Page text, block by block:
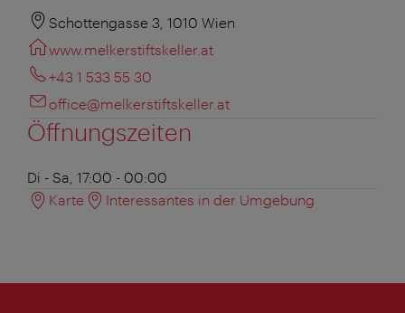
Schottengasse 3, 1010 Wien
www.melkerstiftskeller.at
+43 1 533 55 30
office@melkerstiftskeller.at
Öffnungszeiten
Di - Sa, 17:00 - 00:00
Karte
Interessantes in der Umgebung